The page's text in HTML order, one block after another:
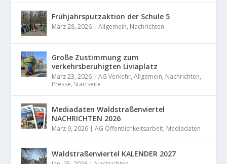
Frühjahrsputzaktion der Schule 5
März 28, 2026 |Allgemein, Nachrichten
Große Zustimmung zum
verkehrsberuhigten Liviaplatz
März 23, 2026 |AG Verkehr,Allgemein, Nachrichten,
Presse, Startseite
Mediadaten Waldstraßenviertel
NACHRICHTEN 2026
März 9, 2026 |AG Öffentlichkeitsarbeit, Mediadaten
Waldstraßenviertel KALENDER 2027